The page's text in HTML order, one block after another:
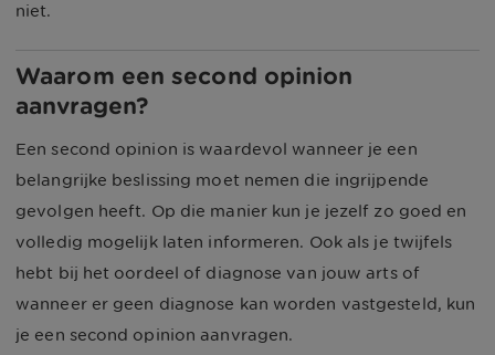
niet.
Waarom een second opinion
aanvragen?
Een second opinion is waardevol wanneer je een
belangrijke beslissing moet nemen die ingrijpende
gevolgen heeft. Op die manier kun je jezelf zo goed en
volledig mogelijk laten informeren. Ook als je twijfels
hebt bij het oordeel of diagnose van jouw arts of
wanneer er geen diagnose kan worden vastgesteld, kun
je een second opinion aanvragen.